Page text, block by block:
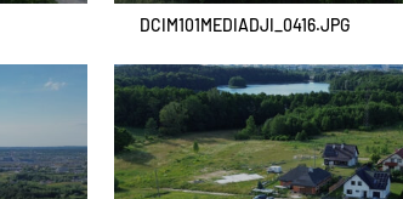
DCIM101MEDIADJI_0416.JPG